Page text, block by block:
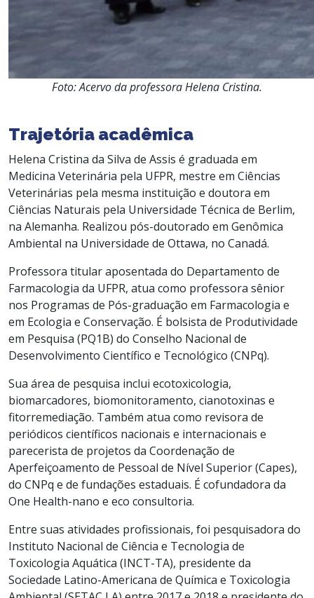
Foto: Acervo da professora Helena Cristina.
Trajetória acadêmica
Helena Cristina da Silva de Assis é graduada em
Medicina Veterinária pela UFPR, mestre em Ciências
Veterinárias pela mesma instituição e doutora em
Ciências Naturais pela Universidade Técnica de Berlim,
na Alemanha. Realizou pós-doutorado em Genômica
Ambiental na Universidade de Ottawa, no Canadá.
Professora titular aposentada do Departamento de
Farmacologia da UFPR, atua como professora sênior
nos Programas de Pós-graduação em Farmacologia e
em Ecologia e Conservação. É bolsista de Produtividade
em Pesquisa (PQ1B) do Conselho Nacional de
Desenvolvimento Científico e Tecnológico (CNPq).
Sua área de pesquisa inclui ecotoxicologia,
biomarcadores, biomonitoramento, cianotoxinas e
fitorremediação. Também atua como revisora de
periódicos científicos nacionais e internacionais e
parecerista de projetos da Coordenação de
Aperfeiçoamento de Pessoal de Nível Superior (Capes),
do CNPq e de fundações estaduais. É cofundadora da
One Health-nano e eco consultoria.
Entre suas atividades profissionais, foi pesquisadora do
Instituto Nacional de Ciência e Tecnologia de
Toxicologia Aquática (INCT-TA), presidente da
Sociedade Latino-Americana de Química e Toxicologia